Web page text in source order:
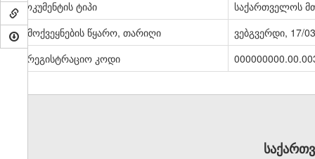
დოკუმენტის ტიპი
საქართველოს
გამოქვეყნების წყარო, თარიღი
ვებგვერდი, 17/
სარეგისტრაციო კოდი